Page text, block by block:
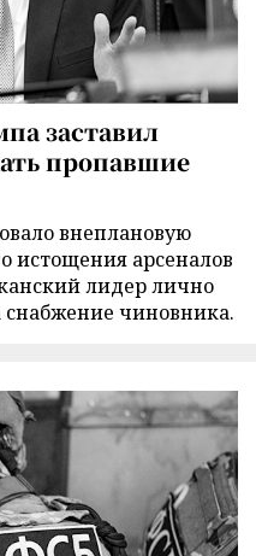
заставил
пропавшие
внеплановую
истощения арсеналов
лидер лично
снабжение чиновника.